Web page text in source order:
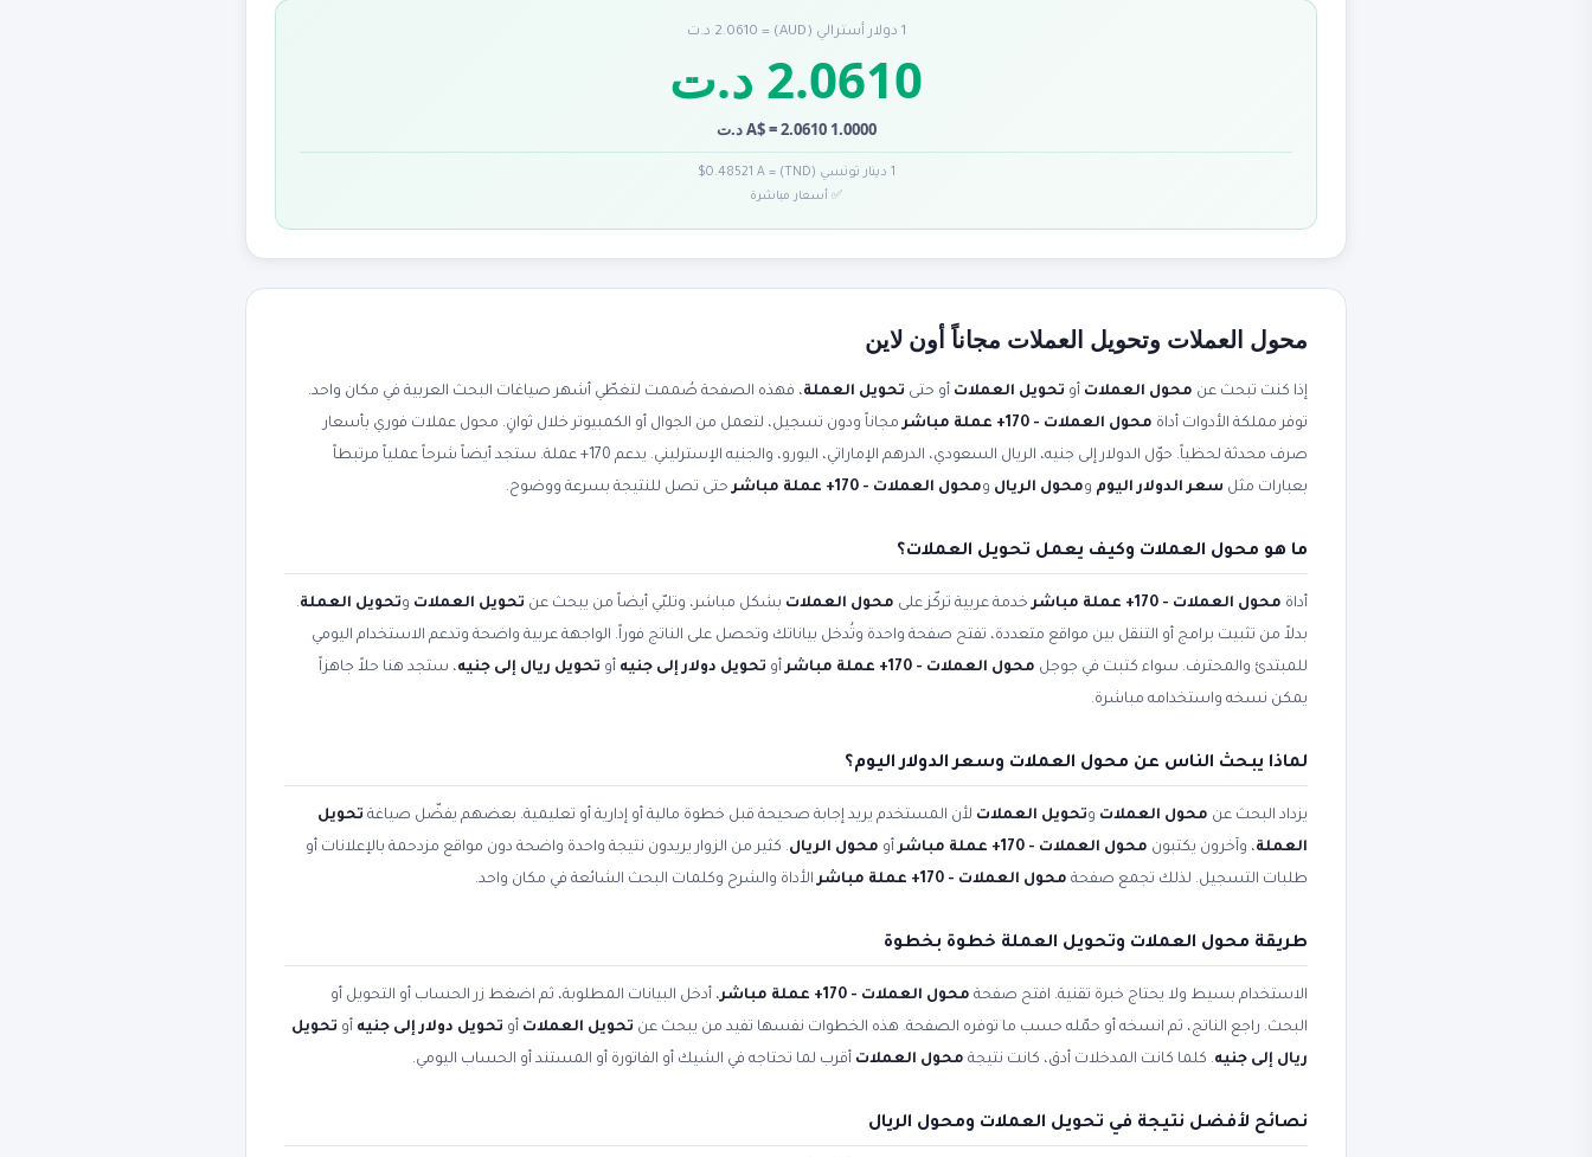
1 دولار أسترالي (AUD) = 2.0610 د.ت
2.0610 د.ت
1.0000 A$ = 2.0610 د.ت
1 دينار تونسي (TND) = 0.48521 A$
✅ أسعار مباشرة
محول العملات وتحويل العملات مجاناً أون لاين
إذا كنت تبحث عن محول العملات أو تحويل العملات أو حتى تحويل العملة، فهذه الصفحة صُممت لتغطّي أشهر صياغات البحث العربية في مكان واحد.
توفر مملكة الأدوات أداة محول العملات - 170+ عملة مباشر
مجاناً ودون تسجيل، لتعمل من الجوال أو الكمبيوتر خلال ثوانٍ. محول عملات فوري بأسعار
صرف محدثة لحظياً. حوّل الدولار إلى جنيه، الريال السعودي، الدرهم الإماراتي، اليورو، والجنيه الإسترليني. يدعم 170+ عملة. ستجد أيضاً شرحاً عملياً مرتبطاً
بعبارات مثل سعر الدولار اليوم ومحول الريال ومحول العملات - 170+ عملة مباشر حتى تصل للنتيجة بسرعة ووضوح.
ما هو محول العملات وكيف يعمل تحويل العملات؟
أداة محول العملات - 170+ عملة مباشر خدمة عربية تركّز على محول العملات بشكل مباشر، وتلبّي أيضاً من يبحث عن تحويل العملات وتحويل العملة.
بدلاً من تثبيت برامج أو التنقل بين مواقع متعددة، تفتح صفحة واحدة وتُدخل بياناتك وتحصل على الناتج فوراً. الواجهة عربية واضحة وتدعم الاستخدام اليومي
للمبتدئ والمحترف. سواء كتبت في جوجل محول العملات - 170+ عملة مباشر أو تحويل دولار إلى جنيه أو تحويل ريال إلى جنيه، ستجد هنا حلاً جاهزاً
يمكن نسخه واستخدامه مباشرة.
لماذا يبحث الناس عن محول العملات وسعر الدولار اليوم؟
يزداد البحث عن محول العملات وتحويل العملات لأن المستخدم يريد إجابة صحيحة قبل خطوة مالية أو إدارية أو تعليمية. بعضهم يفضّل صياغة تحويل
العملة، وآخرون يكتبون محول العملات - 170+ عملة مباشر أو محول الريال. كثير من الزوار يريدون نتيجة واحدة واضحة دون مواقع مزدحمة بالإعلانات أو
طلبات التسجيل. لذلك تجمع صفحة محول العملات - 170+ عملة مباشر الأداة والشرح وكلمات البحث الشائعة في مكان واحد.
طريقة محول العملات وتحويل العملة خطوة بخطوة
الاستخدام بسيط ولا يحتاج خبرة تقنية. افتح صفحة محول العملات - 170+ عملة مباشر
، أدخل البيانات المطلوبة، ثم اضغط زر الحساب أو التحويل أو
البحث. راجع الناتج، ثم انسخه أو حمّله حسب ما توفره الصفحة. هذه الخطوات نفسها تفيد من يبحث عن تحويل العملات أو تحويل دولار إلى جنيه أو تحويل
ريال إلى جنيه. كلما كانت المدخلات أدق، كانت نتيجة محول العملات أقرب لما تحتاجه في الشيك أو الفاتورة أو المستند أو الحساب اليومي.
نصائح لأفضل نتيجة في تحويل العملات ومحول الريال